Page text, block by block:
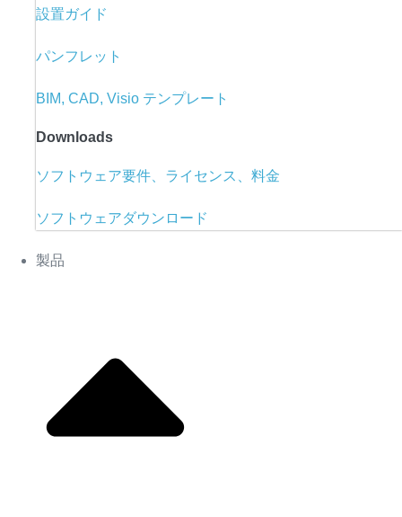
設置ガイド
パンフレット
BIM, CAD, Visio テンプレート
Downloads
ソフトウェア要件、ライセンス、料金
ソフトウェアダウンロード
製品